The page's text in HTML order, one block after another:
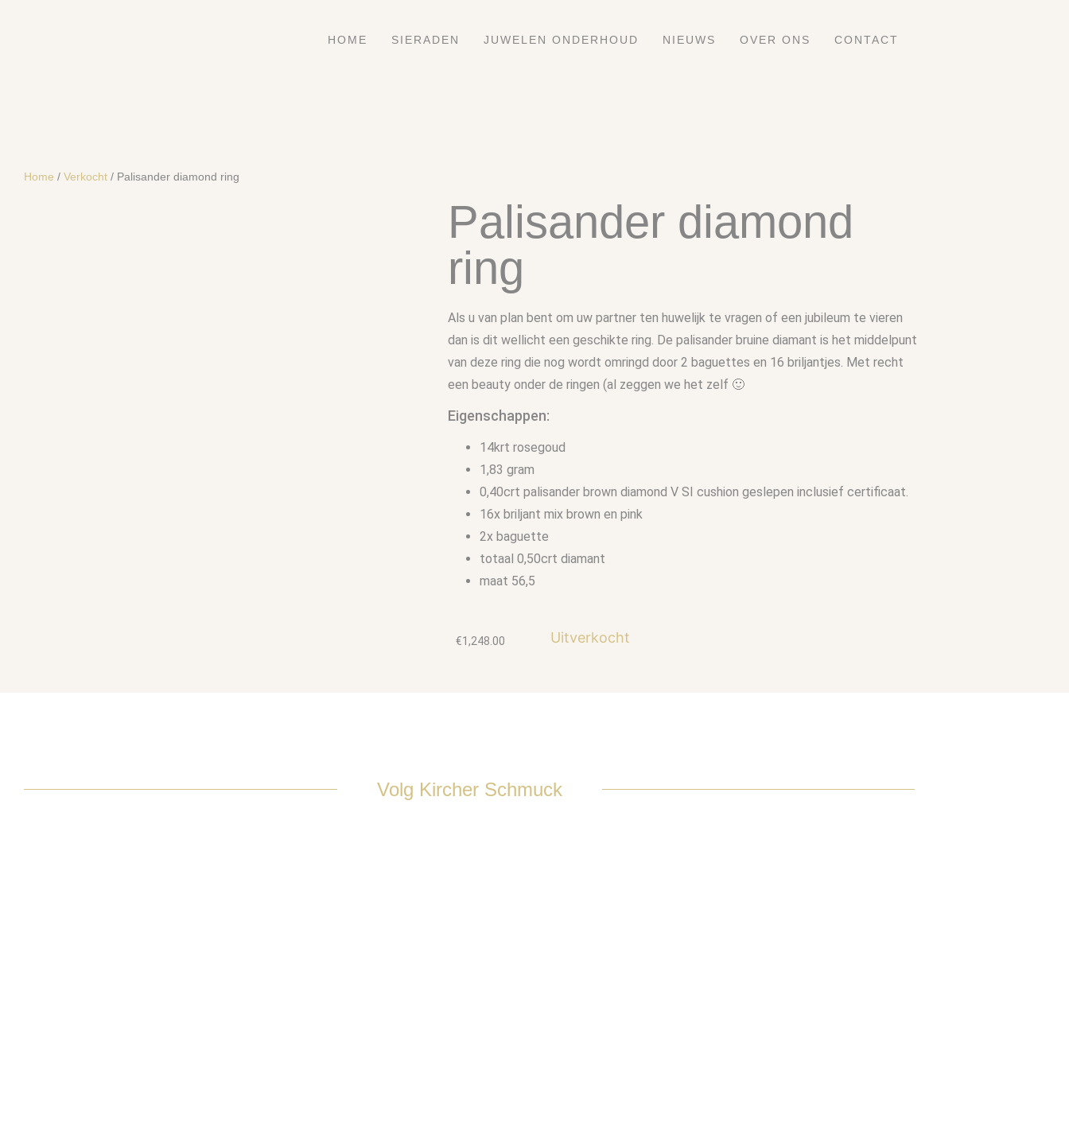
HOME SIERADEN JUWELEN ONDERHOUD NIEUWS OVER ONS CONTACT
Home / Verkocht / Palisander diamond ring
Palisander diamond
ring
Als u van plan bent om uw partner ten huwelijk te vragen of een jubileum te vieren
dan is dit wellicht een geschikte ring. De palisander bruine diamant is het middelpunt
van deze ring die nog wordt omringd door 2 baguettes en 16 briljantjes. Met recht
een beauty onder de ringen (al zeggen we het zelf 🙂
Eigenschappen:
14krt rosegoud
1,83 gram
0,40crt palisander brown diamond V SI cushion geslepen inclusief certificaat.
16x briljant mix brown en pink
2x baguette
totaal 0,50crt diamant
maat 56,5
€1,248.00 Uitverkocht
Volg Kircher Schmuck